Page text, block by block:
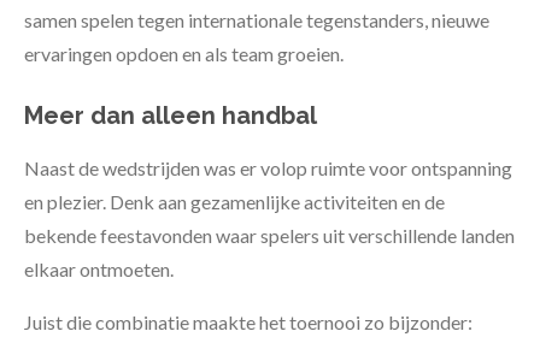
samen spelen tegen internationale tegenstanders, nieuwe
ervaringen opdoen en als team groeien.
Meer dan alleen handbal
Naast de wedstrijden was er volop ruimte voor ontspanning
en plezier. Denk aan gezamenlijke activiteiten en de
bekende feestavonden waar spelers uit verschillende landen
elkaar ontmoeten.
Juist die combinatie maakte het toernooi zo bijzonder: